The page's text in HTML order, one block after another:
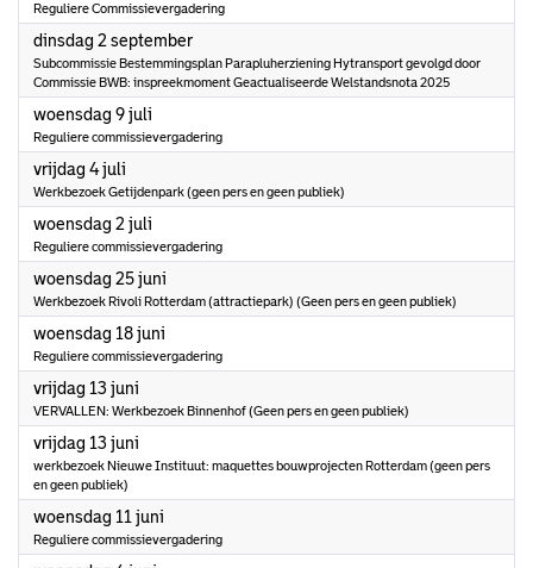
Reguliere Commissievergadering
dinsdag 2 september2025
Subcommissie Bestemmingsplan Parapluherziening Hytransport gevolgd door
Commissie BWB: inspreekmoment Geactualiseerde Welstandsnota 2025
woensdag 9 juli
Reguliere commissievergadering
vrijdag 4 juli
Werkbezoek Getijdenpark (geen pers en geen publiek)
woensdag 2 juli
Reguliere commissievergadering
woensdag 25 juni
Werkbezoek Rivoli Rotterdam (attractiepark) (Geen pers en geen publiek)
woensdag 18 juni
Reguliere commissievergadering
vrijdag 13 juni
VERVALLEN: Werkbezoek Binnenhof (Geen pers en geen publiek)
vrijdag 13 juni
werkbezoek Nieuwe Instituut: maquettes bouwprojecten Rotterdam (geen pers
en geen publiek)
woensdag 11 juni
Reguliere commissievergadering